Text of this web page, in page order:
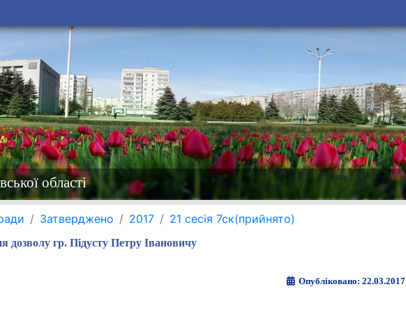
області
Затверджено 2017 21 сесія 7ск(прийнято)
дозволу гр. Підусту Петру Івановичу
Опубліковано: 22.03.2017